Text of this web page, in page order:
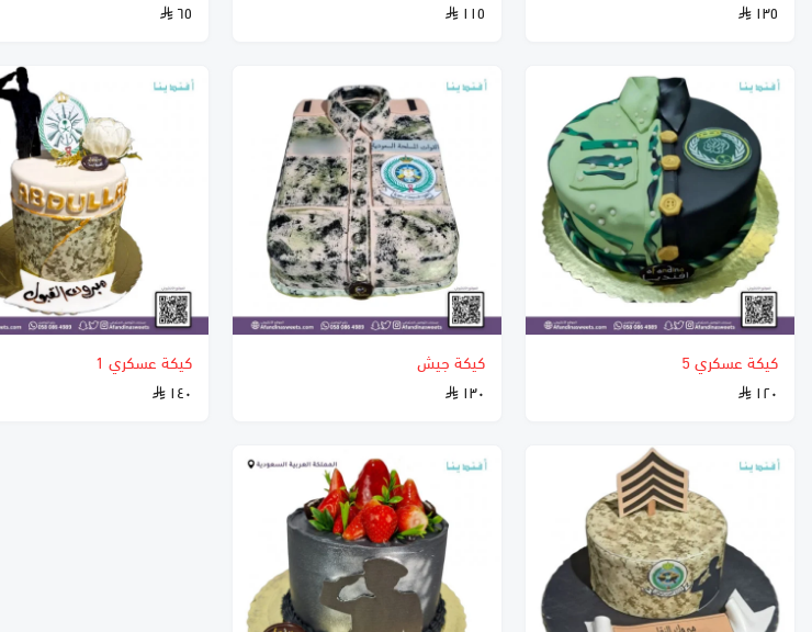
١٣٥
١١٥
٦٥
كيكة عسكري 5
١٢٠
كيكة جيش
١٣٠
كيكة عسكري 1
١٤٠